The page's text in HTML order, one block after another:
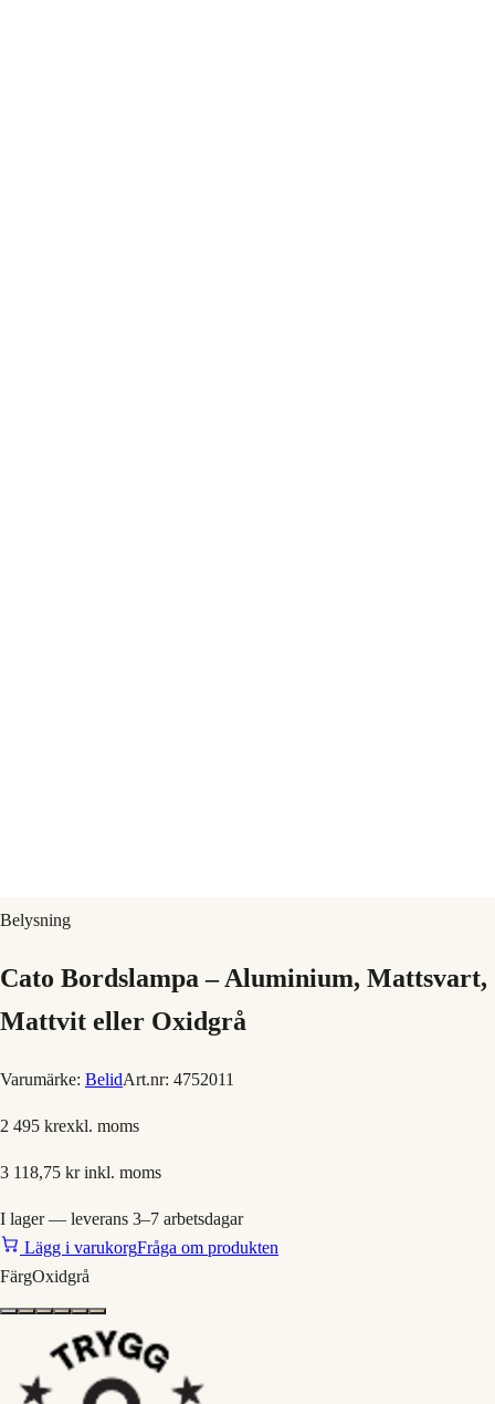
Belysning
Cato Bordslampa – Aluminium, Mattsvart,
Mattvit eller Oxidgrå
Varumärke: BelidArt.nr: 4752011
2 495 krexkl. moms
3 118,75 krinkl. moms
I lager — leverans 3–7 arbetsdagar
Lägg i varukorgFråga om produkten
FärgOxidgrå